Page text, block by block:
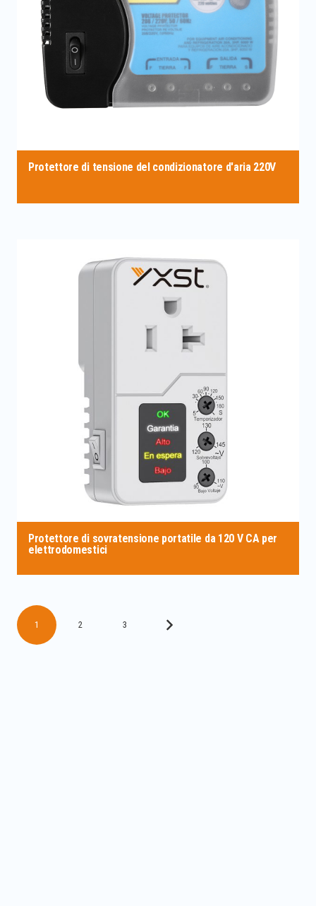
Protettore di tensione del condizionatore d'aria 220V
Protettore di sovratensione portatile da 120 V CA per
elettrodomestici
1 2 3